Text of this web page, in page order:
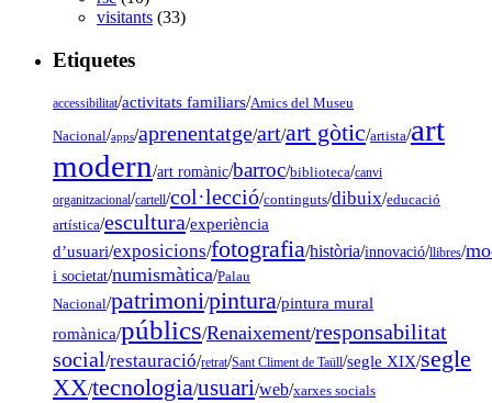
visitants (33)
Etiquetes
accessibilitat/activitats familiars/Amics del Museu
Nacional/apps/aprenentatge/art/art gòtic/artista/art
modern/art romànic/barroc/biblioteca/canvi
organitzacional/cartell/col·lecció/continguts/dibuix/educació
artística/escultura/experiència
d’usuari/exposicions/fotografia/història/innovació/llibres/
i societat/numismàtica/Palau
Nacional/patrimoni/pintura/pintura mural
romànica/públics/Renaixement/responsabilitat
social/restauració/retrat/Sant Climent de Taüll/segle XIX/segle
XX/tecnologia/usuari/web/xarxes socials